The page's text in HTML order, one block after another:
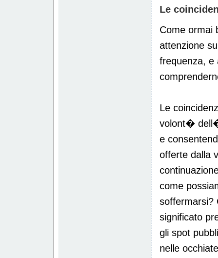
Le
Come ormai
attenzione
frequenza, e
Le
volont�
e
offerte dalla
come
soffermarsi?
significato
gli spot
nelle